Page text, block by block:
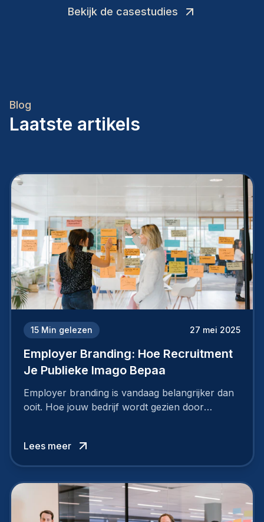
Bekijk de casestudies
Blog
Laatste artikels
15 Min gelezen 27 mei 2025
Employer Branding: Hoe Recruitment
Je Publieke Imago Bepaa
Employer branding is vandaag belangrijker dan
ooit. Hoe jouw bedrijf wordt gezien door
Lees meer